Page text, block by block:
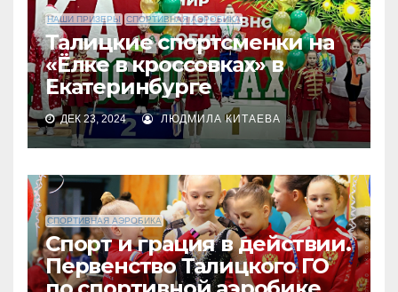
НАШИ ПРИЗЕРЫ СПОРТИВНАЯ АЭРОБИКА
Талицкие спортсменки на
«Ёлке в кроссовках» в
Екатеринбурге
ДЕК 23, 2024 ЛЮДМИЛА КИТАЕВА
СПОРТИВНАЯ АЭРОБИКА
Спорт и грация в действии.
Первенство Талицкого ГО